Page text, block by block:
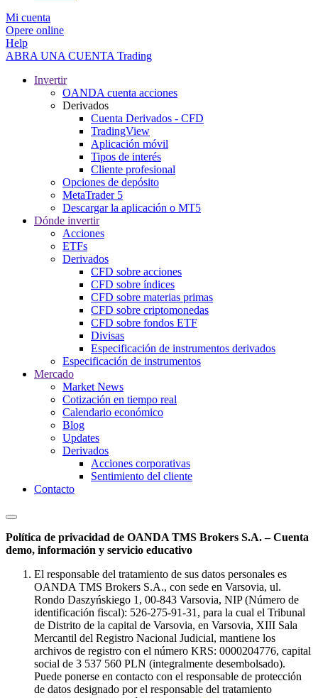
Mi cuenta
Opere online
Help
ABRA UNA CUENTA Trading
Invertir
OANDA cuenta acciones
Derivados
Cuenta Derivados - CFD
TradingView
Aplicación móvil
Tipos de interés
Cliente profesional
Opciones de depósito
MetaTrader 5
Descargar la aplicación o MT5
Dónde invertir
Acciones
ETFs
Derivados
CFD sobre acciones
CFD sobre índices
CFD sobre materias primas
CFD sobre criptomonedas
CFD sobre fondos ETF
Divisas
Especificación de instrumentos derivados
Especificación de instrumentos
Mercado
Market News
Cotización en tiempo real
Calendario económico
Blog
Updates
Derivados
Acciones corporativas
Sentimiento del cliente
Contacto
Política de privacidad de OANDA TMS Brokers S.A. – Cuenta
demo, información y servicio educativo
El responsable del tratamiento de sus datos personales es
OANDA TMS Brokers S.A., con sede en Varsovia, ul.
Rondo Daszyńskiego 1, 00-843 Varsovia, NIP (Número de
identificación fiscal): 526-275-91-31, para la cual el Tribunal
de Distrito de la capital de Varsovia, en Varsovia, XIII Sala
Mercantil del Registro Nacional Judicial, mantiene los
archivos de registro con el número KRS: 0000204776, capital
social de 3 537 560 PLN (integralmente desembolsado).
Puede ponerse en contacto con el responsable de protección
de datos designado por el responsable del tratamiento